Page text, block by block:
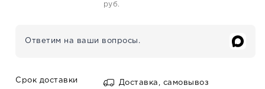
руб.
Ответим на ваши вопросы.
Срок доставки
Доставка, самовывоз